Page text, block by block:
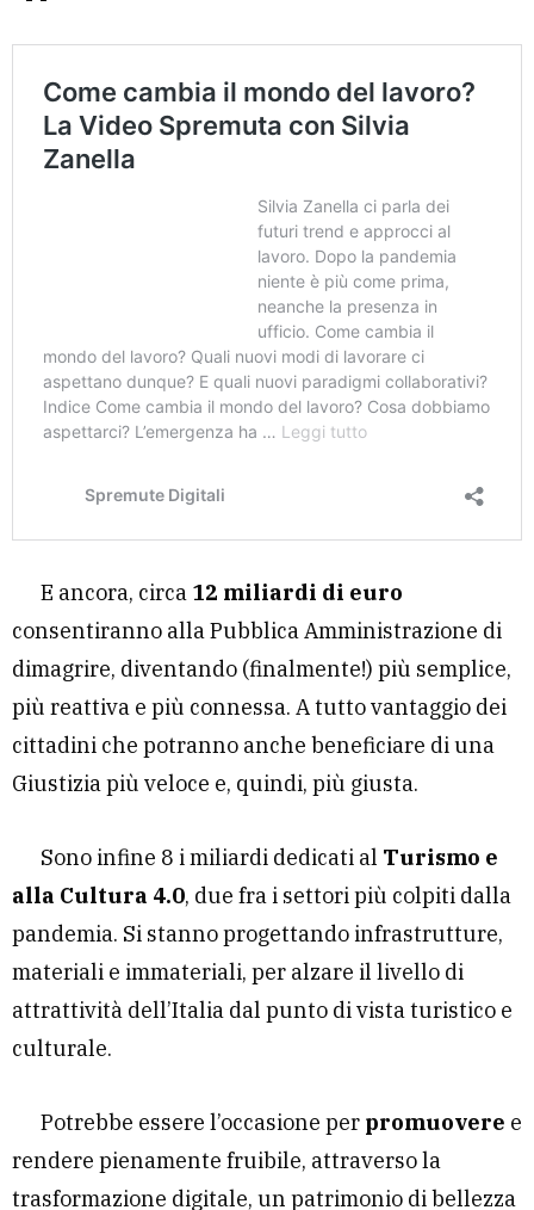
E ancora, circa 12 miliardi di euro
consentiranno alla Pubblica Amministrazione di
dimagrire, diventando (finalmente!) più semplice,
più reattiva e più connessa. A tutto vantaggio dei
cittadini che potranno anche beneficiare di una
Giustizia più veloce e, quindi, più giusta.
Sono infine 8 i miliardi dedicati al Turismo e
alla Cultura 4.0, due fra i settori più colpiti dalla
pandemia. Si stanno progettando infrastrutture,
materiali e immateriali, per alzare il livello di
attrattività dell’Italia dal punto di vista turistico e
culturale.
Potrebbe essere l’occasione per promuovere e
rendere pienamente fruibile, attraverso la
trasformazione digitale, un patrimonio di bellezza